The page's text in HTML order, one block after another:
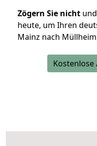
Zögern Sie nicht
heute, um Ihren
Mainz nach